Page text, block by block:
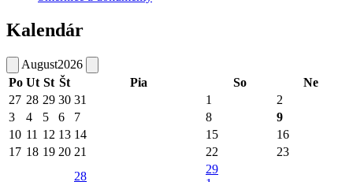
Kalendár
August2026
Po Ut St Št Pia So
Ne
27 28 29 30 31 1
2
3
4 5 6 7 8
9
10 11 12 13 14 15
16
17 18 19 20 21 22
23
28
29